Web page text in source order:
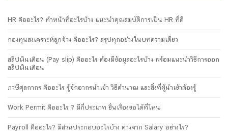
HR คืออะไร? ทำหน้าที่อะไรบ้าง แนะนำคุณสมบัติการเป็น HR ที่ดี
กองทุนสงเคราะห์ลูกจ้าง คืออะไร? สรุปทุกอย่างในบทความเดียว
สลิปเงินเดือน (Pay slip) คืออะไร ต้องมีข้อมูลอะไรบ้าง พร้อมแนะนำวิธีการออก
สลิปเงินเดือน
ภาษีศุลกากร คืออะไร รู้จักอากรนำเข้า วิธีคำนวณ และสิ่งที่ผู้นำเข้าต้องรู้
Work Permit คืออะไร ? มีกี่ประเภท ยื่นเรื่องขอได้ที่ไหน
Payroll คืออะไร? มีส่วนประกอบอะไรบ้าง ต่างจาก Salary อย่างไร?